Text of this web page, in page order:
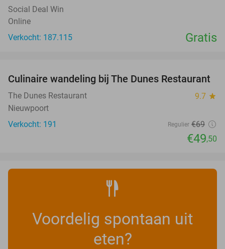
Social Deal Win
Online
Verkocht: 187.115
Gratis
28%
Culinaire wandeling bij The Dunes Restaurant
The Dunes Restaurant 9.7 star
Nieuwpoort
Verkocht: 191
Regulier €69
€49,50
Voordelig spontaan uit
eten?